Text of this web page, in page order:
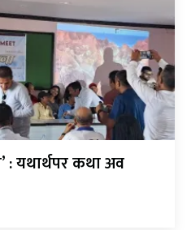
: यथार्थपर कथा अव